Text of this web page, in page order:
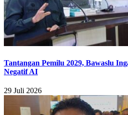
Tantangan Pemilu 2029, Bawaslu
Negatif AI
29 Juli 2026